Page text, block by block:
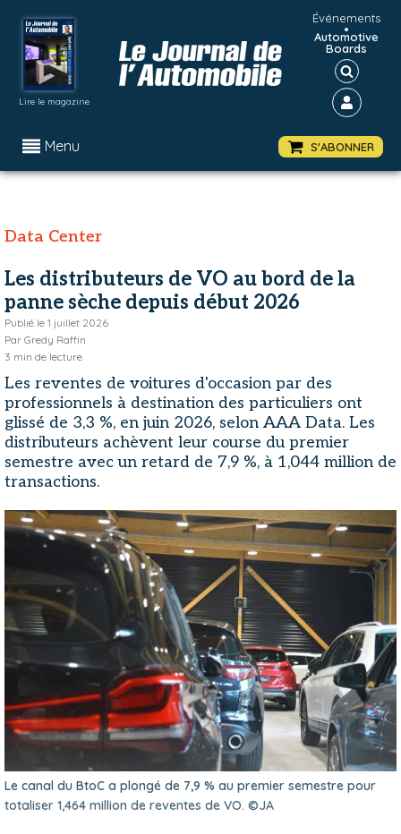
Lire le magazine
Événements
•
Automotive
Boards
Menu S'ABONNER
Data Center
Les distributeurs de VO au bord de la
panne sèche depuis début 2026
Publié le 1 juillet 2026
Par Gredy Raffin
3 min de lecture
Les reventes de voitures d'occasion par des
professionnels à destination des particuliers ont
glissé de 3,3 %, en juin 2026, selon AAA Data. Les
distributeurs achèvent leur course du premier
semestre avec un retard de 7,9 %, à 1,044 million de
transactions.
Le canal du BtoC a plongé de 7,9 % au premier semestre pour
totaliser 1,464 million de reventes de VO. ©JA